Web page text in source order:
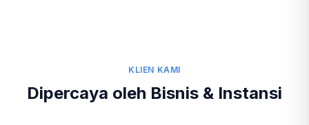
KLIEN KAMI
Dipercaya oleh Bisnis & Instansi